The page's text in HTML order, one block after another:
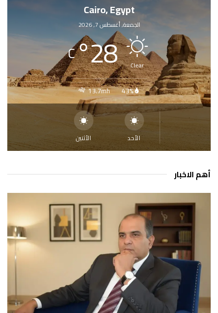
Cairo, Egypt
الجمعة, أغسطس 7, 2026
Clear
28
°
C
43%
13.7mh
الأحد الأثنين
أهم الاخبار